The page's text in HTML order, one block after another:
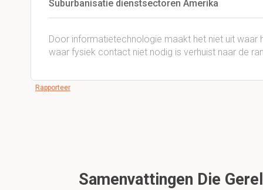
Suburbanisatie dienstsectoren Amerika
Door informatietechnologie maakt het niet uit waar
waar fysiek contact niet nodig is verhuist naar de
Rapporteer
Samenvattingen Die